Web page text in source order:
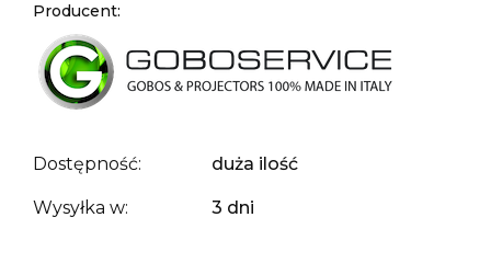
Producent:
Dostępność: duża ilość
Wysyłka w: 3 dni